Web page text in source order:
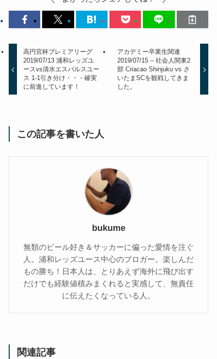
高円宮杯プレミアリーグ
2019/07/13 浦和レッズユ
ースvs清水エスパルスユー
ス 1-1引き分け・・・確実
に前進しています！
アカデミー卒業生関連
2019/07/15 – 社会人関東2
部 Criacao Shinjuku vs さ
いたまSCを観戦してきま
した。
この記事を書いた人
bukume
無類のビール好き＆サッカーに偏った愛情を注ぐ
人。浦和レッズユース中心のブロガー。楽しんだ
もの勝ち！日本人は、とりあえず海外に飛び出す
だけでも経験値積みまくれると実感して、無責任
に伝えたくなっている人。
関連記事